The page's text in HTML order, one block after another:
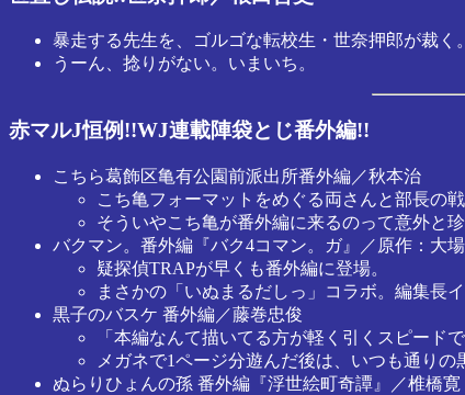
暴走する先生を、ゴルゴな転校生・世奈押郎が裁く
うーん、捻りがない。いまいち。
赤マルJ恒例!!WJ連載陣袋とじ番外編!!
こちら葛飾区亀有公園前派出所番外編／秋本治
こち亀フォーマットをめぐる両さんと部長の戦
そういやこち亀が番外編に来るのって意外と
バクマン。番外編『バク4コマン。ガ』／原作：大
疑探偵TRAPが早くも番外編に登場。
まさかの「いぬまるだしっ」コラボ。編集長
黒子のバスケ 番外編／藤巻忠俊
「本編なんて描いてる方が軽く引くスピード
メガネで1ページ分遊んだ後は、いつも通りの
ぬらりひょんの孫 番外編『浮世絵町奇譚』／椎橋寛